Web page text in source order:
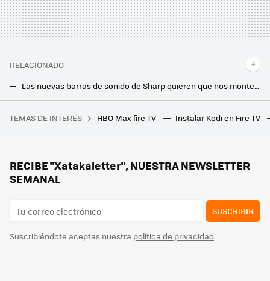
RELACIONADO
Las nuevas barras de sonido de Sharp quieren que nos montemos un cine en casa de altura: con Dolby Atmos, DTS:X y sobradas de potencia
Apenas hay programadores de COBOL, pero tampoco de estos otros lenguajes tan viejos como bien pagados, según los expertos
TEMAS DE INTERÉS HBO Max fire TV Instalar Kodi en Fire TV
RECIBE "Xatakaletter", NUESTRA NEWSLETTER
SEMANAL
SUSCRIBIR
Suscribiéndote aceptas nuestra política de privacidad